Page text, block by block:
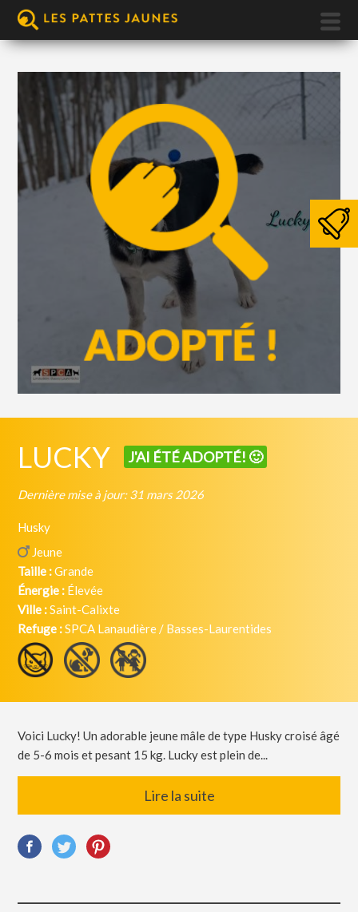
LUCKY J'AI ÉTÉ ADOPTÉ! 🙂
Dernière mise à jour: 31 mars 2026
Husky
Jeune
Taille :Grande
Énergie : Élevée
Ville :Saint-Calixte
Refuge :SPCA Lanaudière / Basses-Laurentides
Voici Lucky! Un adorable jeune mâle de type Husky croisé âgé
de 5-6 mois et pesant 15 kg. Lucky est plein de...
Lire la suite